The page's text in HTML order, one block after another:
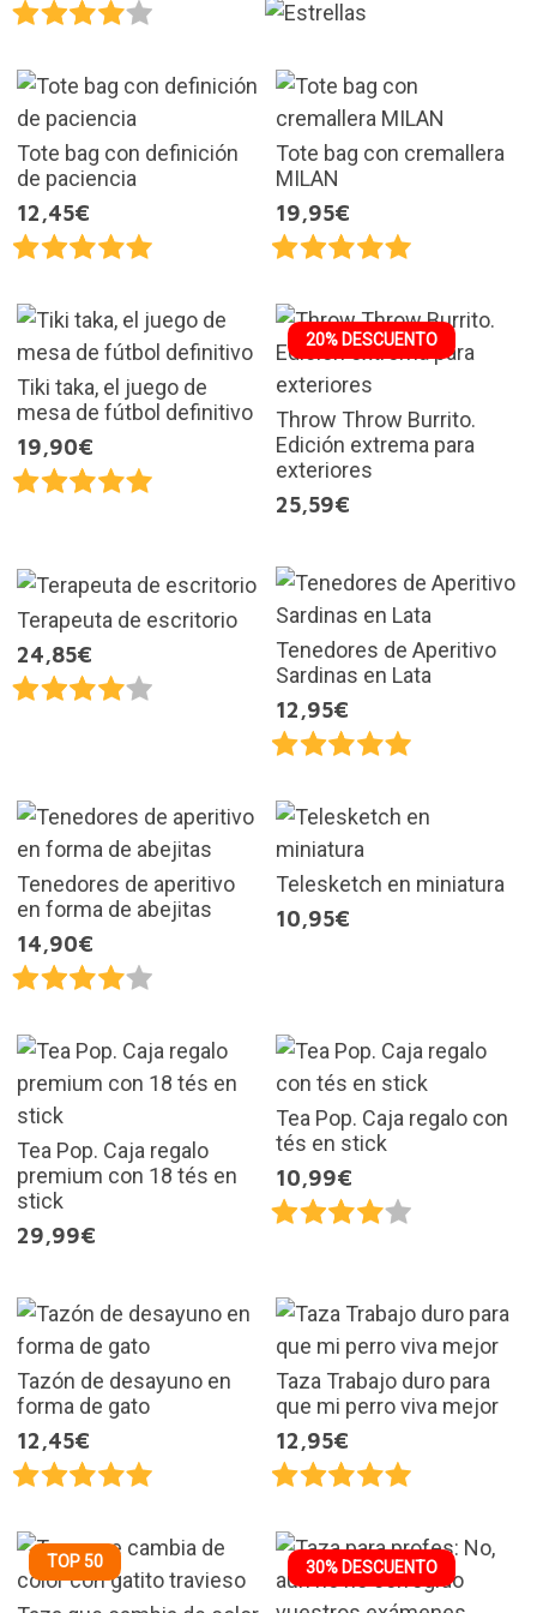
Tote bag con definición
de paciencia
12,45€
Tote bag con cremallera
MILAN
19,95€
Tiki taka, el juego de
mesa de fútbol definitivo
19,90€
20% DESCUENTO
Throw Throw Burrito.
Edición extrema para
exteriores
25,59€
Terapeuta de escritorio
24,85€
Tenedores de Aperitivo
Sardinas en Lata
12,95€
Tenedores de aperitivo
en forma de abejitas
14,90€
Telesketch en miniatura
10,95€
Tea Pop. Caja regalo
premium con 18 tés en
stick
29,99€
Tea Pop. Caja regalo con
tés en stick
10,99€
Tazón de desayuno en
forma de gato
12,45€
Taza Trabajo duro para
que mi perro viva mejor
12,95€
TOP 50 30% DESCUENTO